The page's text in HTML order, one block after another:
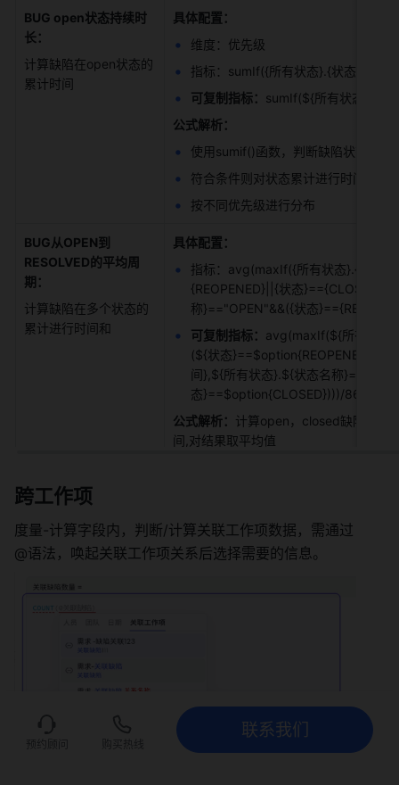
BUG open状态持续时
长：
计算缺陷在open状态的
累计时间
具体配置：
维度：优先级
指标：sumIf({所有状态}.{状态累计
可复制指标： sumIf(${所有状态}.${
公式解析：
使用sumif()函数，判断缺陷状态是
符合条件则对状态累计进行时间求和
按不同优先级进行分布
BUG从OPEN到
RESOLVED的平均周
期：
计算缺陷在多个状态的
累计进行时间和
具体配置：
指标：avg(maxIf({所有状态}.{状态
{REOPENED}||{状态
称}=="OPEN"&&({状态
可复制指标： avg(maxIf(${所有状态
(${状态
间},${所有状态}.${状态名称
态}==$option{CLOSED})))/86400
公式解析： 计算open，closed缺陷状态
间,对结果取平均值
跨工作项
度量-计算字段内，判断/计算关联工作项数据，需通过
@语法，唤起关联工作项关系后选择需要的信息。
联系我们
预约顾问 购买热线
联系我们